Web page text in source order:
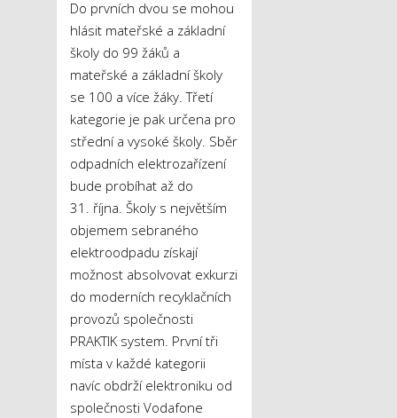
Do prvních dvou se mohou
hlásit mateřské a základní
školy do 99 žáků a
mateřské a základní školy
se 100 a více žáky. Třetí
kategorie je pak určena pro
střední a vysoké školy. Sběr
odpadních elektrozařízení
bude probíhat až do
31. října. Školy s největším
objemem sebraného
elektroodpadu získají
možnost absolvovat exkurzi
do moderních recyklačních
provozů společnosti
PRAKTIK system. První tři
místa v každé kategorii
navíc obdrží elektroniku od
společnosti Vodafone